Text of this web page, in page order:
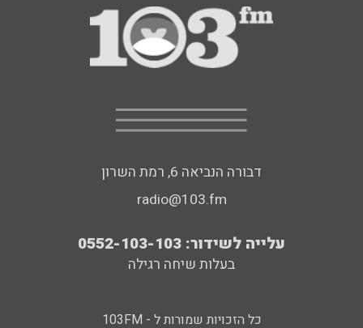
דבורה הנביאה 6, רמת השרון
radio@103.fm
עלייה לשידור: 0552-103-103
בעלות שיחה רגילה
כל הזכויות שמורות ל - 103FM